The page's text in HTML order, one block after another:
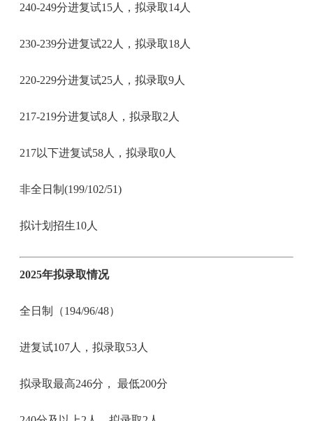
240-249分进复试15人，拟录取14人
230-239分进复试22人，拟录取18人
220-229分进复试25人，拟录取9人
217-219分进复试8人，拟录取2人
217以下进复试58人，拟录取0人
非全日制(199/102/51)
拟计划招生10人
2025年拟录取情况
全日制（194/96/48）
进复试107人，拟录取53人
拟录取最高246分， 最低200分